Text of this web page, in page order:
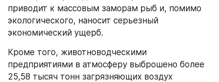
приводит к массовым заморам рыб и, помимо
экологического, наносит серьезный
экономический ущерб.
Кроме того, животноводческими
предприятиями в атмосферу выброшено более
25,58 тысяч тонн загрязняющих воздух